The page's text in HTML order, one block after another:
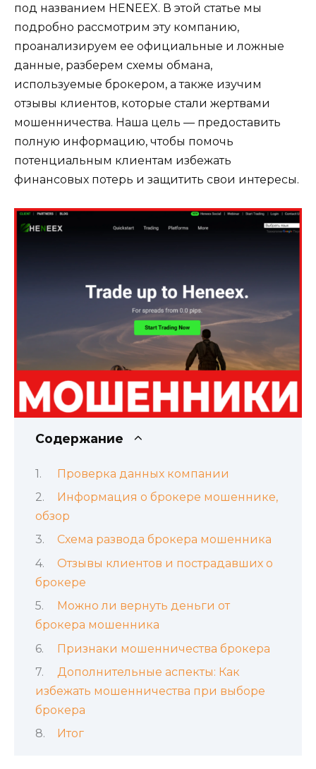
под названием HENEEX. В этой статье мы
подробно рассмотрим эту компанию,
проанализируем ее официальные и ложные
данные, разберем схемы обмана,
используемые брокером, а также изучим
отзывы клиентов, которые стали жертвами
мошенничества. Наша цель — предоставить
полную информацию, чтобы помочь
потенциальным клиентам избежать
финансовых потерь и защитить свои интересы.
Содержание
Проверка данных компании
Информация о брокере мошеннике,
обзор
Схема развода брокера мошенника
Отзывы клиентов и пострадавших о
брокере
Можно ли вернуть деньги от
брокера мошенника
Признаки мошенничества брокера
Дополнительные аспекты: Как
избежать мошенничества при выборе
брокера
Итог